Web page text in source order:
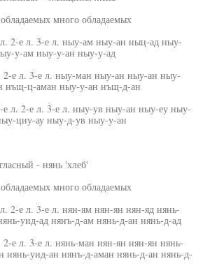
много обладаемых
л. 2-е л. 3-е л. ныу-ам ныу-ан ныц-ад ныу-
у-ам иыу-у-ан ныу-у-ад
2-е л. 3-е л. ныу-ман ныу-ан ныу-ан ныу-
нъщ-ц-аман ныу-у-ан нъщ-д-ан
е л. 2-е л. 3-е л. ныу-ув ныу-ан ныу-еу ныу-
циу-ау ныу-д-ув ныу-у-ан
- нянь 'хлеб'
много обладаемых
2-е л. 3-е л. нян-ям нян-ян нян-яд нянь-
уид-ад нянъ-д-ам нянь-д-ан нянь-д-ад
2-е л. 3-е л. нянь-ман нян-ян нян-ян нянь-
нянь-уид-ан нянъ-д-аман нянь-д-ан нянь-д-